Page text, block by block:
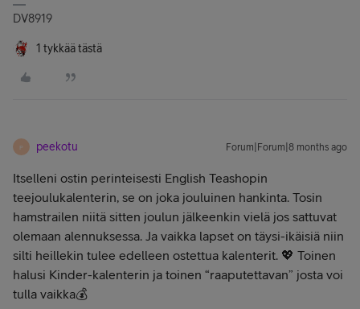
DV8919
1 tykkää tästä
P peekotu Forum|Forum|8 months ago
Itselleni ostin perinteisesti English Teashopin
teejoulukalenterin, se on joka jouluinen hankinta. Tosin
hamstrailen niitä sitten joulun jälkeenkin vielä jos sattuvat
olemaan alennuksessa. Ja vaikka lapset on täysi-ikäisiä niin
silti heillekin tulee edelleen ostettua kalenterit. 💖 Toinen
halusi Kinder-kalenterin ja toinen “raaputettavan” josta voi
tulla vaikka💰